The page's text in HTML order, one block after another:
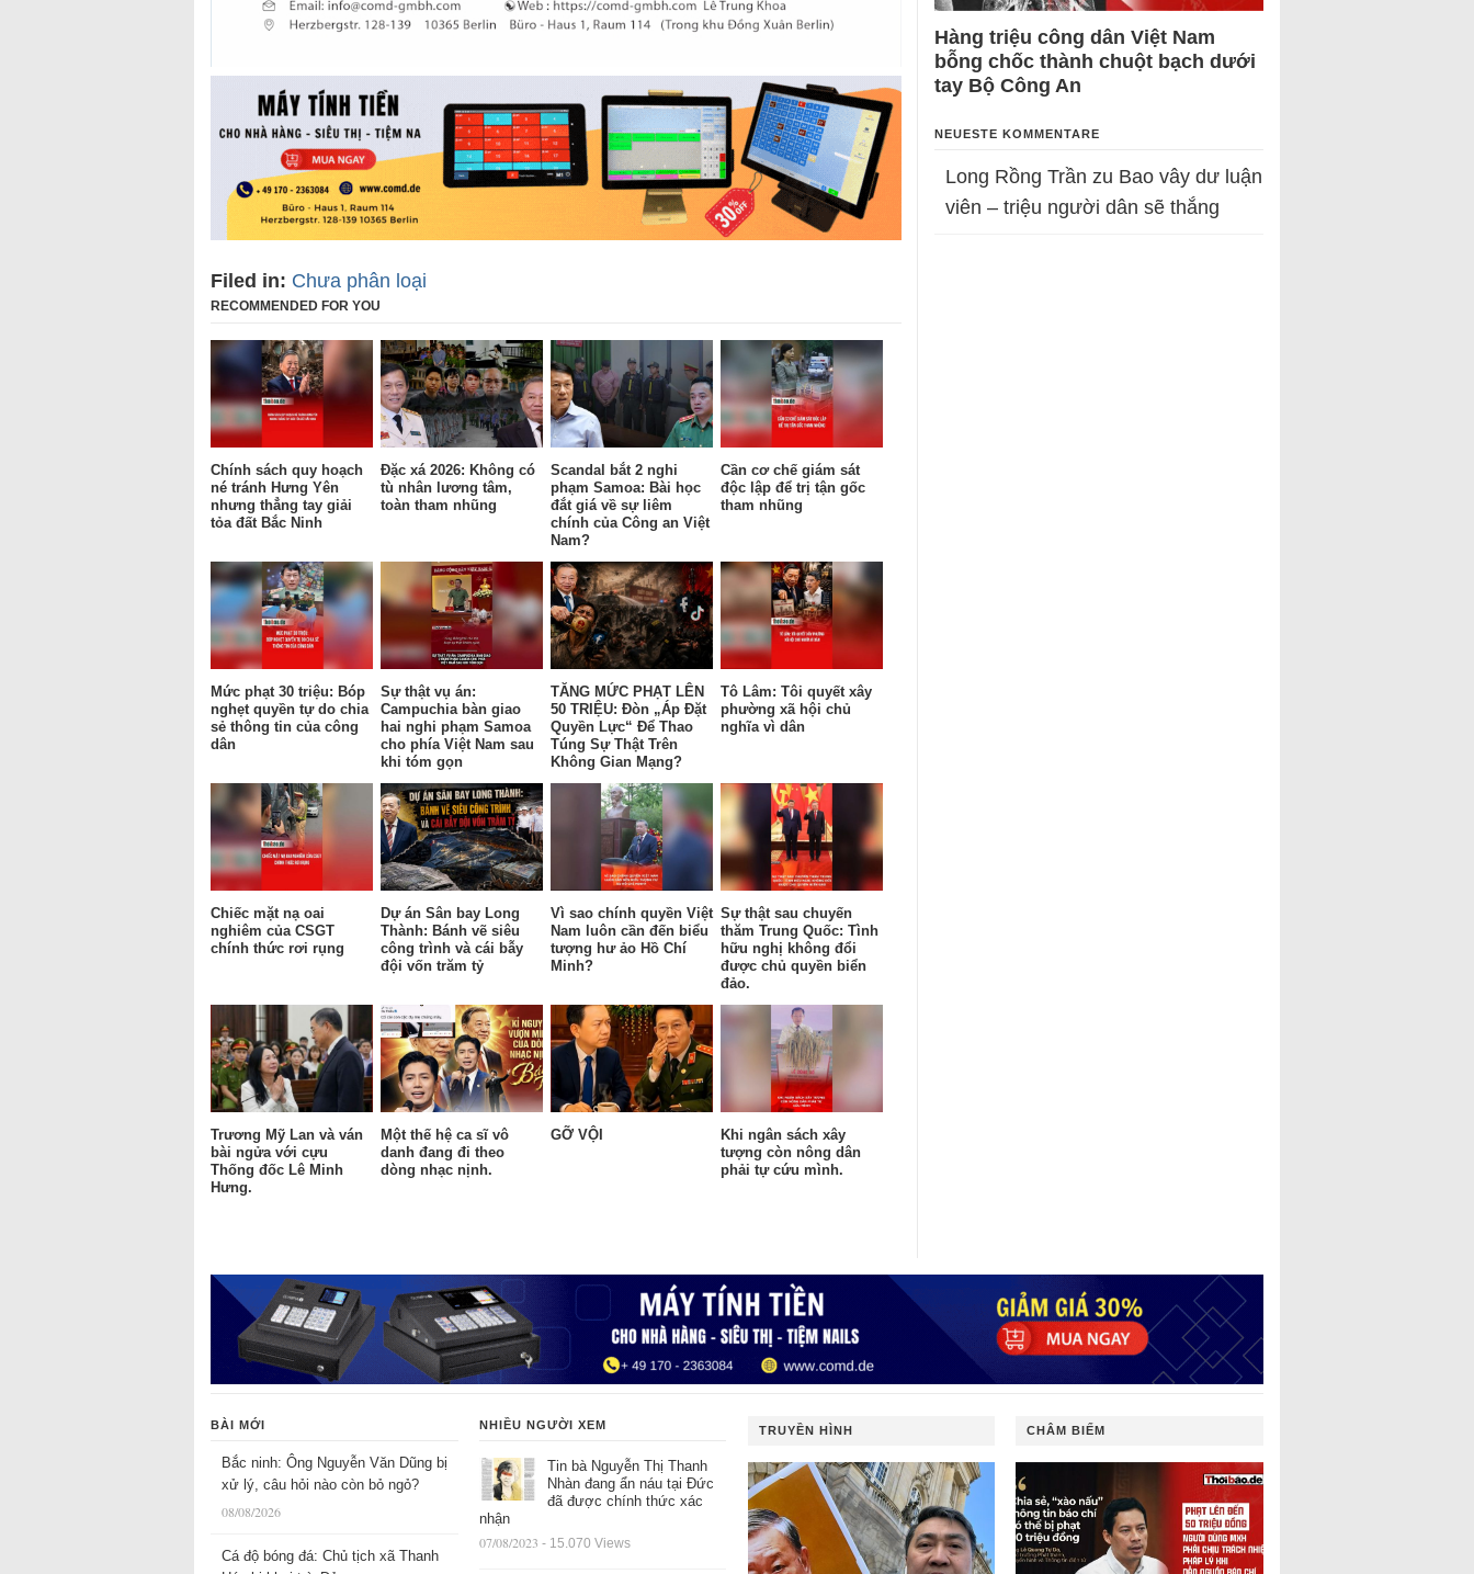
Filed in: Chưa phân loại
RECOMMENDED FOR YOU
Chính sách quy hoạch
né tránh Hưng Yên
nhưng thẳng tay giải
tỏa đất Bắc Ninh
Đặc xá 2026: Không có
tù nhân lương tâm,
toàn tham nhũng
Scandal bắt 2 nghi
phạm Samoa: Bài học
đắt giá về sự liêm
chính của Công an Việt
Nam?
Cần cơ chế giám sát
độc lập để trị tận gốc
tham nhũng
Mức phạt 30 triệu: Bóp
nghẹt quyền tự do chia
sẻ thông tin của công
dân
Sự thật vụ án:
Campuchia bàn giao
hai nghi phạm Samoa
cho phía Việt Nam sau
khi tóm gọn
TĂNG MỨC PHẠT LÊN
50 TRIỆU: Đòn „Áp Đặt
Quyền Lực“ Để Thao
Túng Sự Thật Trên
Không Gian Mạng?
Tô Lâm: Tôi quyết xây
phường xã hội chủ
nghĩa vì dân
Chiếc mặt nạ oai
nghiêm của CSGT
chính thức rơi rụng
Dự án Sân bay Long
Thành: Bánh vẽ siêu
công trình và cái bẫy
đội vốn trăm tỷ
Vì sao chính quyền Việt
Nam luôn cần đến biểu
tượng hư ảo Hồ Chí
Minh?
Sự thật sau chuyến
thăm Trung Quốc: Tình
hữu nghị không đổi
được chủ quyền biển
đảo.
Trương Mỹ Lan và ván
bài ngửa với cựu
Thống đốc Lê Minh
Hưng.
Một thế hệ ca sĩ vô
danh đang đi theo
dòng nhạc nịnh.
GỠ VỘI
Khi ngân sách xây
tượng còn nông dân
phải tự cứu mình.
Hàng triệu công dân Việt Nam
bỗng chốc thành chuột bạch dưới
tay Bộ Công An
NEUESTE KOMMENTARE
Long Rồng Trần zu Bao vây dư luận
viên – triệu người dân sẽ thắng
BÀI MỚI
Bắc ninh: Ông Nguyễn Văn Dũng bị
xử lý, câu hỏi nào còn bỏ ngỏ?
08/08/2026
Cá độ bóng đá: Chủ tịch xã Thanh
NHIỀU NGƯỜI XEM
Tin bà Nguyễn Thị Thanh
Nhàn đang ẩn náu tại Đức
đã được chính thức xác
nhận
07/08/2023 - 15.070 Views
TRUYỀN HÌNH CHÂM BIẾM